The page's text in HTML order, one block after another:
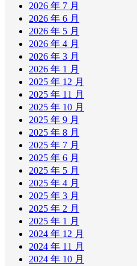
2026 年 7 月
2026 年 6 月
2026 年 5 月
2026 年 4 月
2026 年 3 月
2026 年 1 月
2025 年 12 月
2025 年 11 月
2025 年 10 月
2025 年 9 月
2025 年 8 月
2025 年 7 月
2025 年 6 月
2025 年 5 月
2025 年 4 月
2025 年 3 月
2025 年 2 月
2025 年 1 月
2024 年 12 月
2024 年 11 月
2024 年 10 月